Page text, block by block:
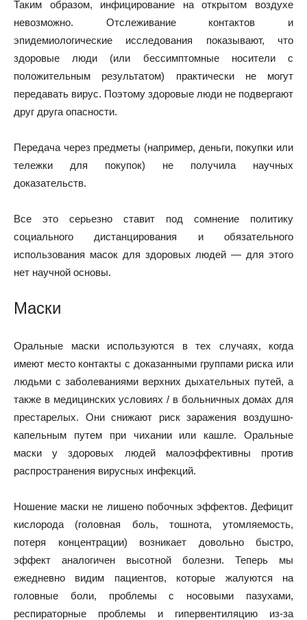
Таким образом, инфицирование на открытом воздухе
невозможно. Отслеживание контактов и
эпидемиологические исследования показывают, что
здоровые люди (или бессимптомные носители с
положительным результатом) практически не могут
передавать вирус. Поэтому здоровые люди не подвергают
друг друга опасности.
Передача через предметы (например, деньги, покупки или
тележки для покупок) не получила научных
доказательств.
Все это серьезно ставит под сомнение политику
социального дистанцирования и обязательного
использования масок для здоровых людей — для этого
нет научной основы.
Маски
Оральные маски используются в тех случаях, когда
имеют место контакты с доказанными группами риска или
людьми с заболеваниями верхних дыхательных путей, а
также в медицинских условиях / в больничных домах для
престарелых. Они снижают риск заражения воздушно-
капельным путем при чихании или кашле. Оральные
маски у здоровых людей малоэффективны против
распространения вирусных инфекций.
Ношение маски не лишено побочных эффектов. Дефицит
кислорода (головная боль, тошнота, утомляемость,
потеря концентрации) возникает довольно быстро,
эффект аналогичен высотной болезни. Теперь мы
ежедневно видим пациентов, которые жалуются на
головные боли, проблемы с носовыми пазухами,
респираторные проблемы и гипервентиляцию из-за